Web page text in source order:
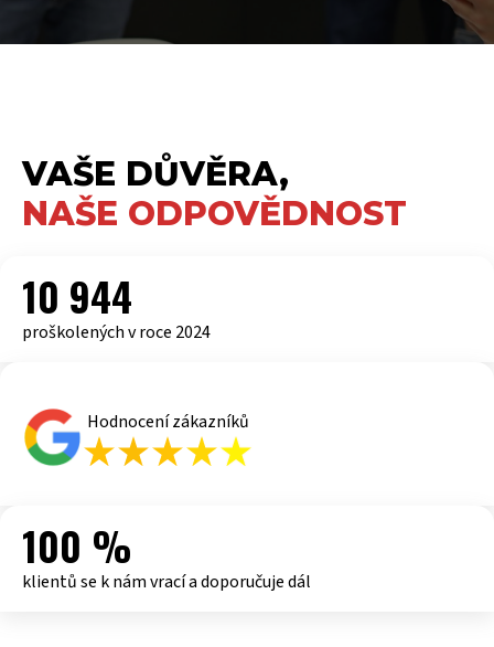
VAŠE DŮVĚRA,
NAŠE ODPOVĚDNOST
10 944
proškolených v roce 2024
Hodnocení zákazníků
100 %
klientů se k nám vrací a doporučuje dál